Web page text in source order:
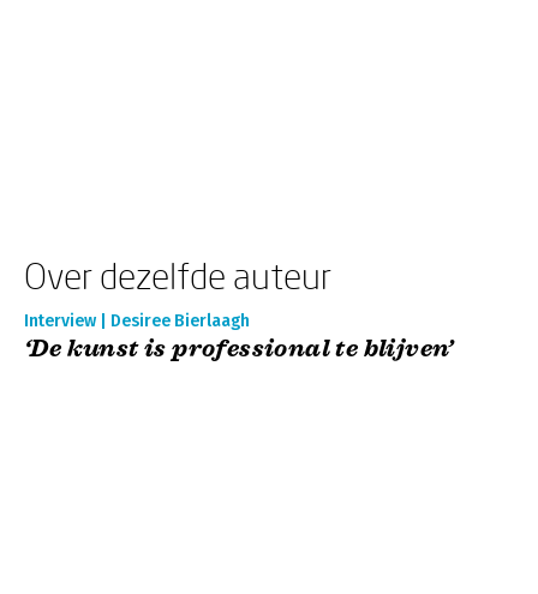
Over dezelfde auteur
Interview | Desiree Bierlaagh
‘De kunst is professional te blijven’